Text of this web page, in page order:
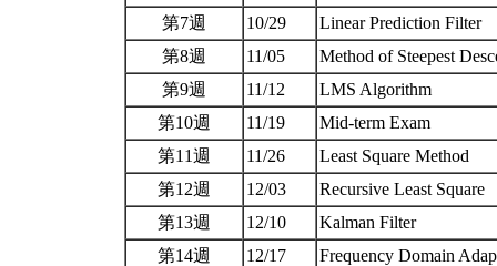
第7週
10/29
Linear Prediction Filter
第8週
11/05
Method of Steepest
第9週
11/12
LMS Algorithm
第10週
11/19
Mid-term Exam
第11週
11/26
Least Square Method
第12週
12/03
Recursive Least Square
第13週
12/10
Kalman Filter
第14週
12/17
Frequency Domain